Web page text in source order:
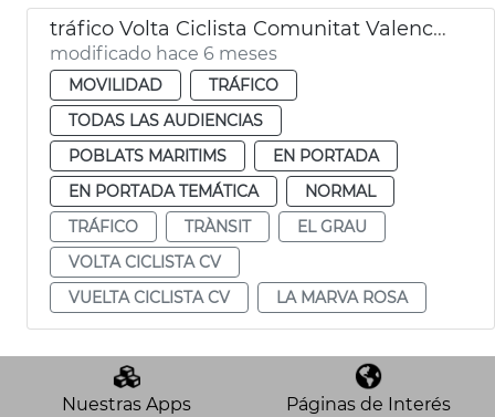
tráfico Volta Ciclista Comunitat Valenciana al paso por València
modificado hace 6 meses
MOVILIDAD
TRÁFICO
TODAS LAS AUDIENCIAS
POBLATS MARITIMS
EN PORTADA
EN PORTADA TEMÁTICA
NORMAL
TRÁFICO
TRÀNSIT
EL GRAU
VOLTA CICLISTA CV
VUELTA CICLISTA CV
LA MARVA ROSA
Nuestras Apps Páginas de Interés